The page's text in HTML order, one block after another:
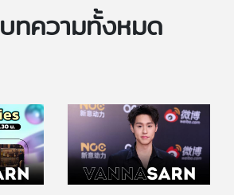
บทความทั้งหมด